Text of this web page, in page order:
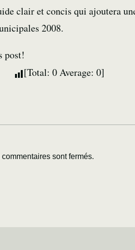
clair et concis qui ajoutera
2008.
post!
[Total: 0Average: 0]
commentaires sont fermés.